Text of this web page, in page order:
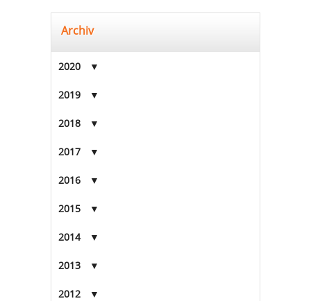
Archiv
2020
2019
2018
2017
2016
2015
2014
2013
2012